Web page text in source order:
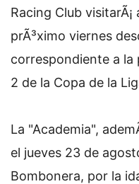
Racing Club visitarÃ¡
prÃ³ximo viernes
correspondiente a la
2 de la Copa de la
La "Academia",
el jueves 23 de
Bombonera, por la